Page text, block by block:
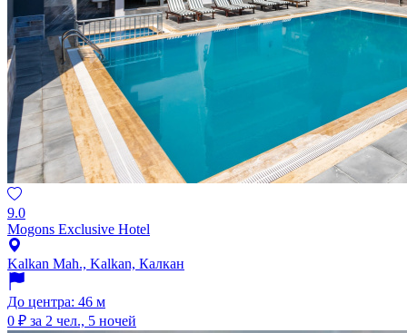
9.0
Mogons Exclusive Hotel
Kalkan Mah., Kalkan, Калкан
До центра: 46 м
0 ₽ за 2 чел., 5 ночей